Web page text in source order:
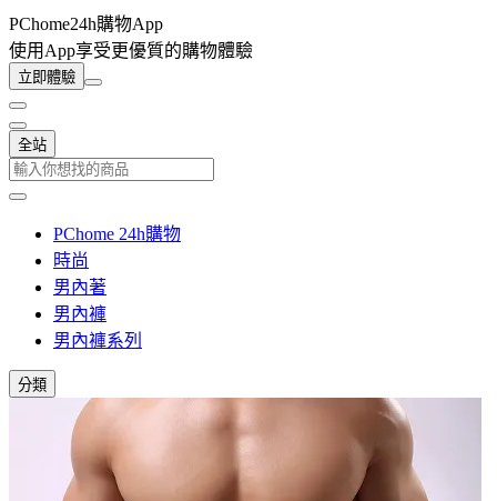
PChome24h購物App
使用App享受更優質的購物體驗
立即體驗
全站
PChome 24h購物
時尚
男內著
男內褲
男內褲系列
分類